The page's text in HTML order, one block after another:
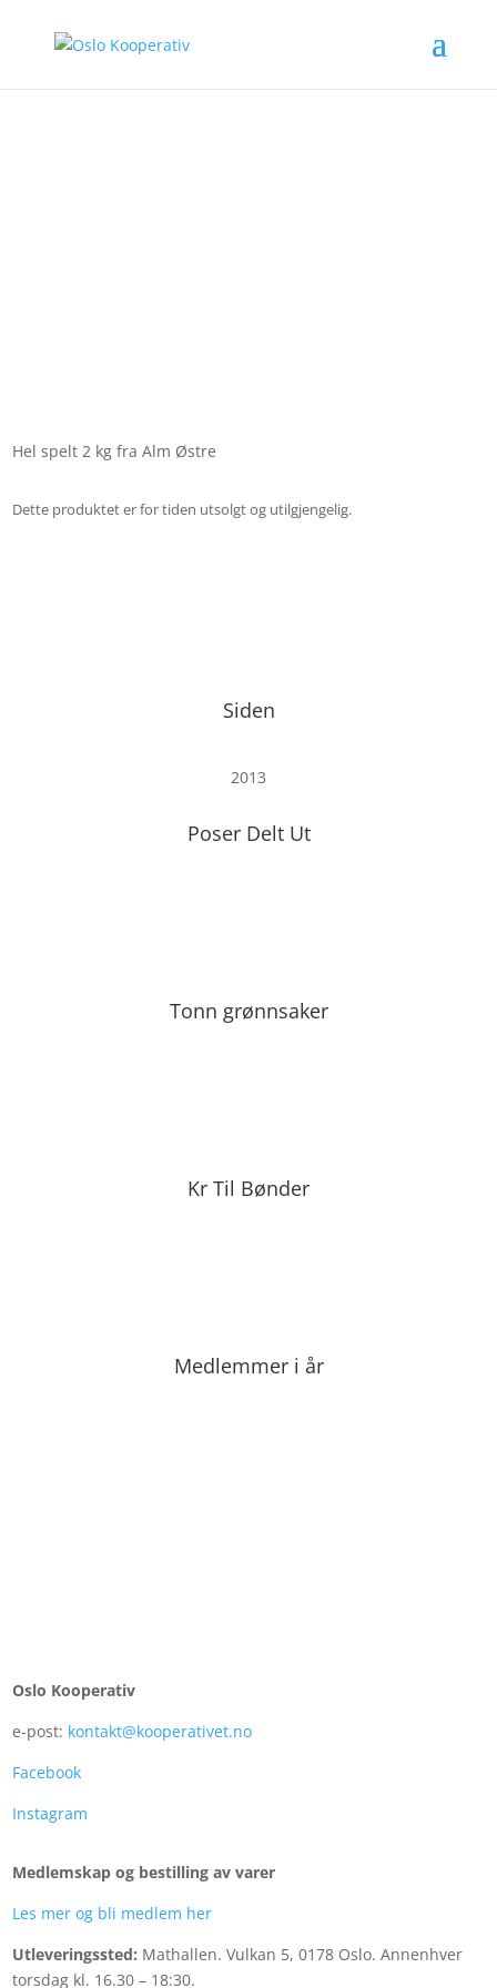
Hel spelt 2 kg fra Alm Østre
Dette produktet er for tiden utsolgt og utilgjengelig.
Siden
2013
Poser Delt Ut
Tonn grønnsaker
Kr Til Bønder
Medlemmer i år
Oslo Kooperativ
e-post: kontakt@kooperativet.no
Facebook
Instagram
Medlemskap og bestilling av varer
Les mer og bli medlem her
Utleveringssted: Mathallen.Vulkan 5, 0178 Oslo. Annenhver
torsdag kl. 16.30 – 18:30.